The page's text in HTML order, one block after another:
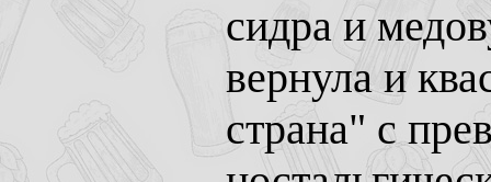
сидра и
вернула и
страна" с